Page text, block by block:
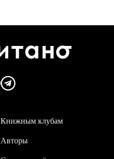
Авторы
Книжным клубам